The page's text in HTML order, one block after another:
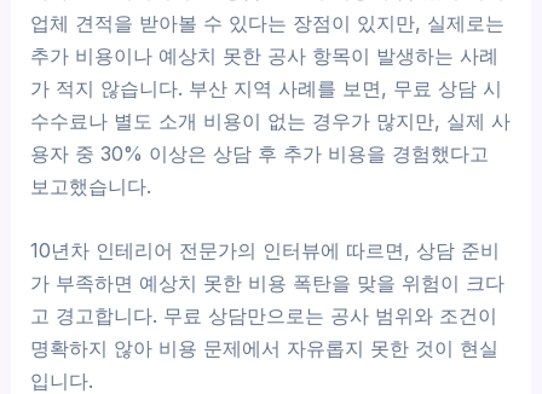
업체 견적을 받아볼 수 있다는 장점이 있지만, 실제로는
추가 비용이나 예상치 못한 공사 항목이 발생하는 사례
가 적지 않습니다. 부산 지역 사례를 보면, 무료 상담 시
수수료나 별도 소개 비용이 없는 경우가 많지만, 실제 사
용자 중 30% 이상은 상담 후 추가 비용을 경험했다고
보고했습니다.
10년차 인테리어 전문가의 인터뷰에 따르면, 상담 준비
가 부족하면 예상치 못한 비용 폭탄을 맞을 위험이 크다
고 경고합니다. 무료 상담만으로는 공사 범위와 조건이
명확하지 않아 비용 문제에서 자유롭지 못한 것이 현실
입니다.